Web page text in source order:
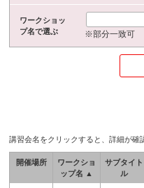
ワークショッ
プ名で選ぶ
※部分一致可
講習会名をクリックすると、詳細が確
開催場所
ワークショ
ップ名 ▲
サブタイト
ル